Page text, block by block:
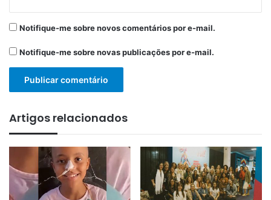
Notifique-me sobre novos comentários por e-mail.
Notifique-me sobre novas publicações por e-mail.
Artigos relacionados